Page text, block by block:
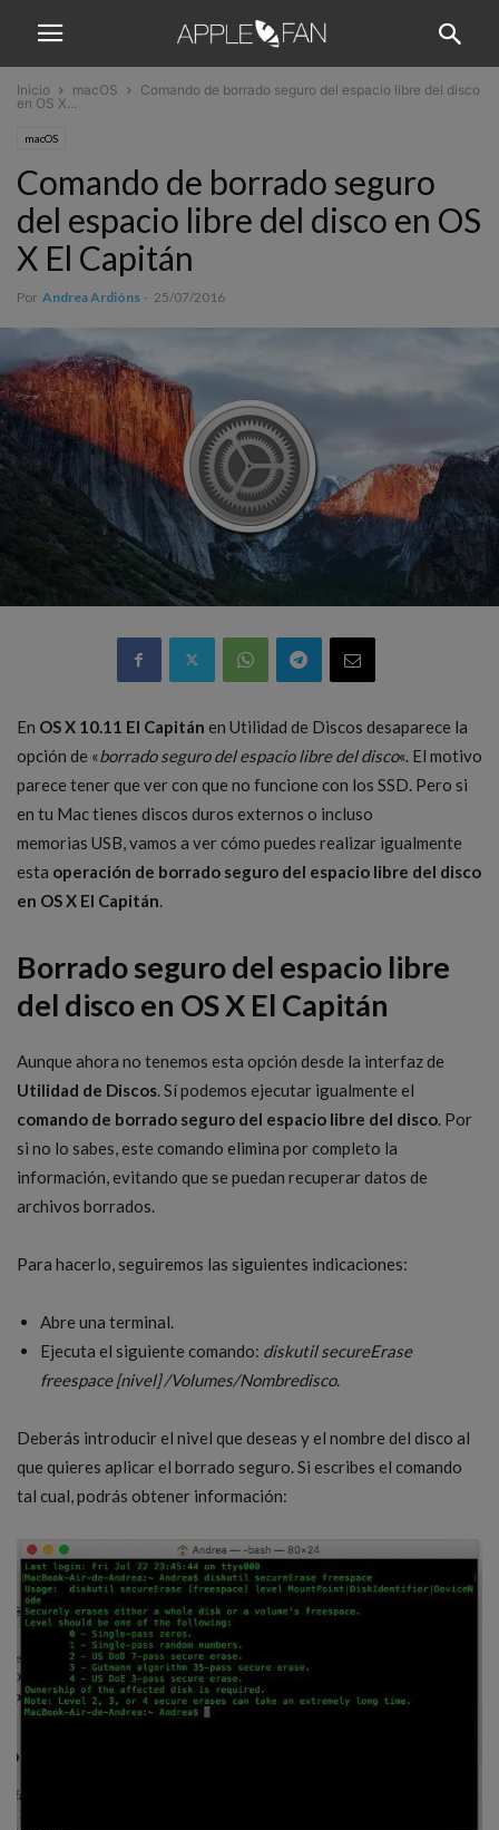
Inicio macOS
Comando de borrado seguro del espacio libre del disco
en OS X...
macOS
Comando de borrado seguro
del espacio libre del disco en OS
X El Capitán
Por Andrea Ardións - 25/07/2016
En OS X 10.11 El Capitán en Utilidad de Discos desaparece la
opción de «borrado seguro del espacio libre del disco«. El motivo
parece tener que ver con que no funcione con los SSD. Pero si
en tu Mac tienes discos duros externos o incluso
memorias USB, vamos a ver cómo puedes realizar igualmente
esta operación de borrado seguro del espacio libre del disco
en OS X El Capitán.
Borrado seguro del espacio libre
del disco en OS X El Capitán
Aunque ahora no tenemos esta opción desde la interfaz de
Utilidad de Discos. Sí podemos ejecutar igualmente el
comando de borrado seguro del espacio libre del disco. Por
si no lo sabes, este comando elimina por completo la
información, evitando que se puedan recuperar datos de
archivos borrados.
Para hacerlo, seguiremos las siguientes indicaciones:
Abre una terminal.
Ejecuta el siguiente comando: diskutil secureErase
freespace [nivel] /Volumes/Nombredisco.
Deberás introducir el nivel que deseas y el nombre del disco al
que quieres aplicar el borrado seguro. Si escribes el comando
tal cual, podrás obtener información: